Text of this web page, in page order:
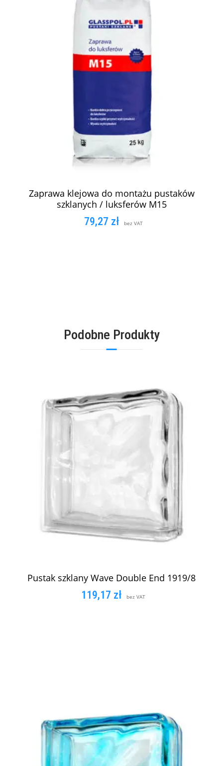
Zaprawa klejowa do montażu pustaków
szklanych / luksferów M15
79,27 zł bez VAT
Podobne Produkty
Pustak szklany Wave Double End 1919/8
119,17 zł bez VAT